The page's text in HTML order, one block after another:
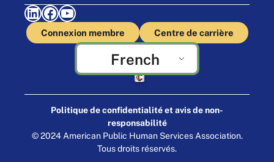
LinkedIn Facebook YouTube
Connexion membre Centre de carrière
French
Fabriqué par Cornershop Creative
Politique de confidentialité et avis de non-
responsabilité
© 2024 American Public Human Services Association.
Tous droits réservés.